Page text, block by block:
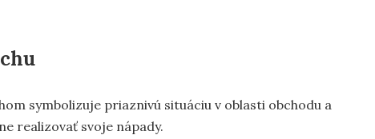
symbolizuje priaznivú situáciu v oblasti obchodu a
realizovať svoje nápady.